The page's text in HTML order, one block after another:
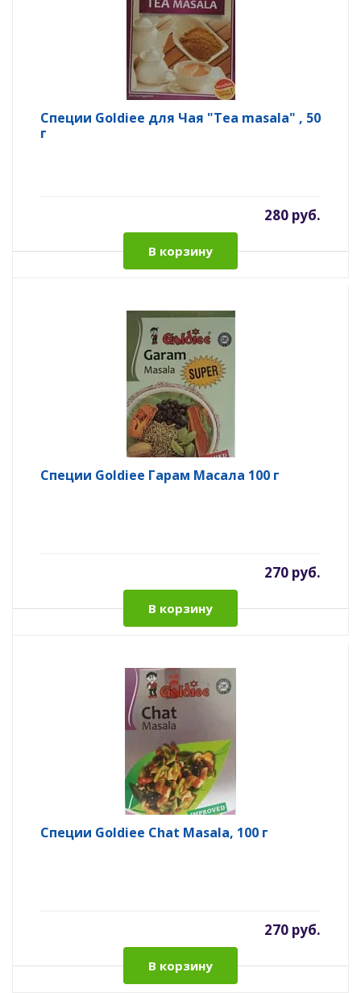
Специи Goldiee для Чая "Tea masala" , 50
г
280 руб.
В корзину
Специи Goldiee Гарам Масала 100 г
270 руб.
В корзину
Специи Goldiee Chat Masala, 100 г
270 руб.
В корзину